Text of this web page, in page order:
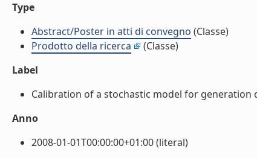
Type
Abstract/Poster in atti di convegno (Classe)
Prodotto della ricerca
(Classe)
Label
Calibration of a stochastic model for
Anno
2008-01-01T00:00:00+01:00 (literal)